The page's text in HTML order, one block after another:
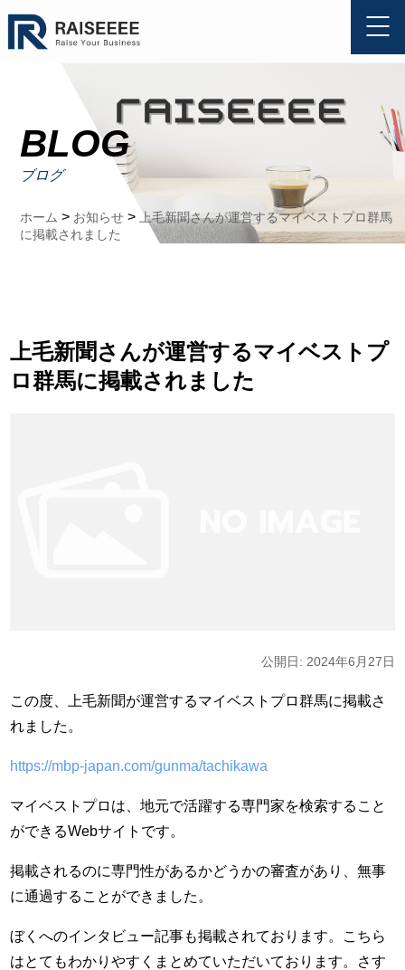
BLOG
ブログ
ホーム > お知らせ > 上毛新聞さんが運営するマイベストプロ群馬
に掲載されました
上毛新聞さんが運営するマイベストプ
ロ群馬に掲載されました
公開日: 2024年6月27日
この度、上毛新聞が運営するマイベストプロ群馬に掲載さ
れました。
https://mbp-japan.com/gunma/tachikawa
マイベストプロは、地元で活躍する専門家を検索すること
ができるWebサイトです。
掲載されるのに専門性があるかどうかの審査があり、無事
に通過することができました。
ぼくへのインタビュー記事も掲載されております。こちら
はとてもわかりやすくまとめていただいております。さす